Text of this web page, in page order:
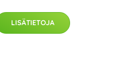
LISÄTIETOJA